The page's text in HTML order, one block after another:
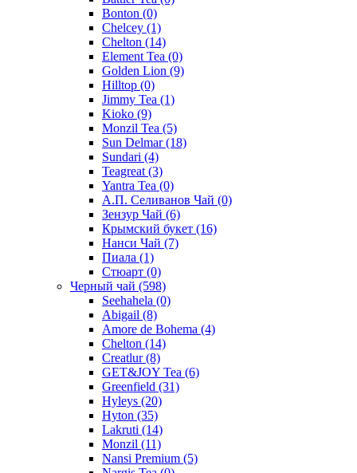
Bonton (0)
Chelcey (1)
Chelton (14)
Element Tea (0)
Golden Lion (9)
Hilltop (0)
Jimmy Tea (1)
Kioko (9)
Monzil Tea (5)
Sun Delmar(18)
Sundari (4)
Teagreat (3)
Yantra Tea (0)
А.П. Селиванов Чай (0)
Зензур Чай (6)
Крымский букет (16)
Нанси Чай (7)
Пиала (1)
Стюарт (0)
Черный чай (598)
Seehahela (0)
Abigail (8)
Amore de Bohema (4)
Chelton (14)
Creatlur(8)
GET&JOY Tea (6)
Greenfield (31)
Hyleys (20)
Hyton (35)
Lakruti (14)
Monzil (11)
Nansi Premium (5)